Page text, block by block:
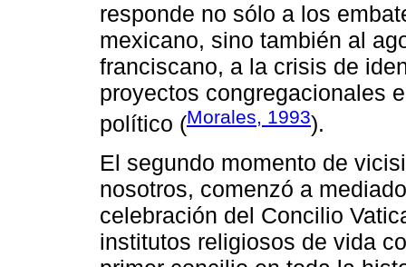
responde no sólo a los
mexicano, sino también al
franciscano, a la crisis de
proyectos congregacionales
político (Morales, 1993).
El segundo momento de
nosotros, comenzó a
celebración del Concilio
institutos religiosos de vida